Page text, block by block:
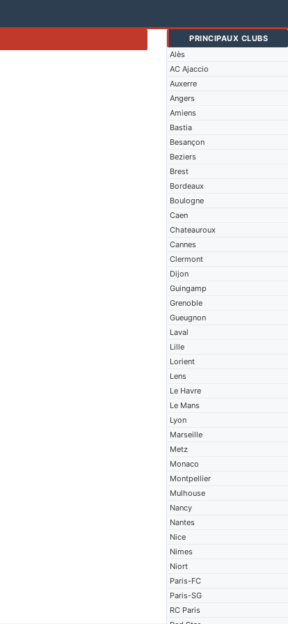
PRINCIPAUX CLUBS
Alès
AC Ajaccio
Auxerre
Angers
Amiens
Bastia
Besançon
Beziers
Brest
Bordeaux
Boulogne
Caen
Chateauroux
Cannes
Clermont
Dijon
Guingamp
Grenoble
Gueugnon
Laval
Lille
Lorient
Lens
Le Havre
Le Mans
Lyon
Marseille
Metz
Monaco
Montpellier
Mulhouse
Nancy
Nantes
Nice
Nimes
Niort
Paris-FC
Paris-SG
RC Paris